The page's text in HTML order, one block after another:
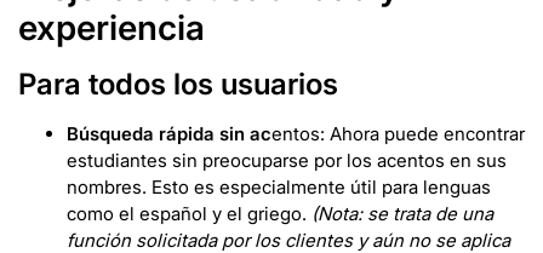
experiencia
Para todos los usuarios
Búsqueda rápida sin acentos: Ahora puede encontrar
estudiantes sin preocuparse por los acentos en sus
nombres. Esto es especialmente útil para lenguas
como el español y el griego. (Nota: se trata de una
función solicitada por los clientes y aún no se aplica